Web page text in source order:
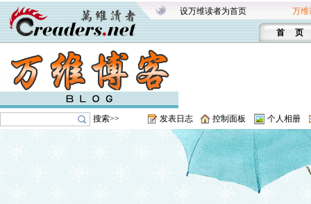
设万维读者为首页 万维
首 页
搜索>> 发表日志 控制面板 个人相册